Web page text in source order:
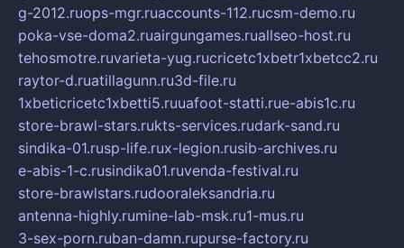
g-2012.ruops-mgr.ruaccounts-112.rucsm-demo.ru
poka-vse-doma2.ruairgungames.ruallseo-host.ru
tehosmotre.ruvarieta-yug.rucricetc1xbetr1xbetcc2.ru
raytor-d.ruatillagunn.ru3d-file.ru
1xbeticricetc1xbetti5.ruuafoot-statti.rue-abis1c.ru
store-brawl-stars.rukts-services.rudark-sand.ru
sindika-01.rusp-life.rux-legion.rusib-archives.ru
e-abis-1-c.rusindika01.ruvenda-festival.ru
store-brawlstars.rudooraleksandria.ru
antenna-highly.rumine-lab-msk.ru1-mus.ru
3-sex-porn.ruban-damn.rupurse-factory.ru